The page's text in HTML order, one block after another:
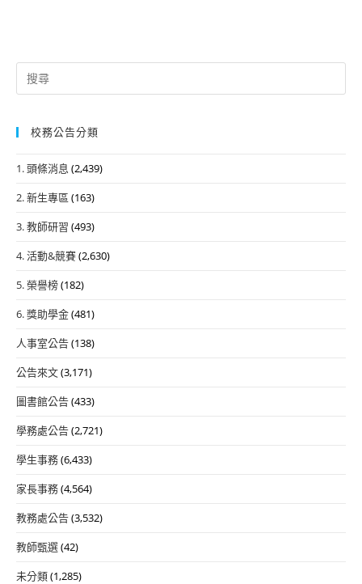
Search
for:
校務公告分類
1. 頭條消息 (2,439)
2. 新生專區 (163)
3. 教師研習 (493)
4. 活動&競賽(2,630)
5. 榮譽榜(182)
6. 獎助學金(481)
人事室公告(138)
公告來文(3,171)
圖書館公告(433)
學務處公告(2,721)
學生事務(6,433)
家長事務(4,564)
教務處公告(3,532)
教師甄選(42)
未分類(1,285)